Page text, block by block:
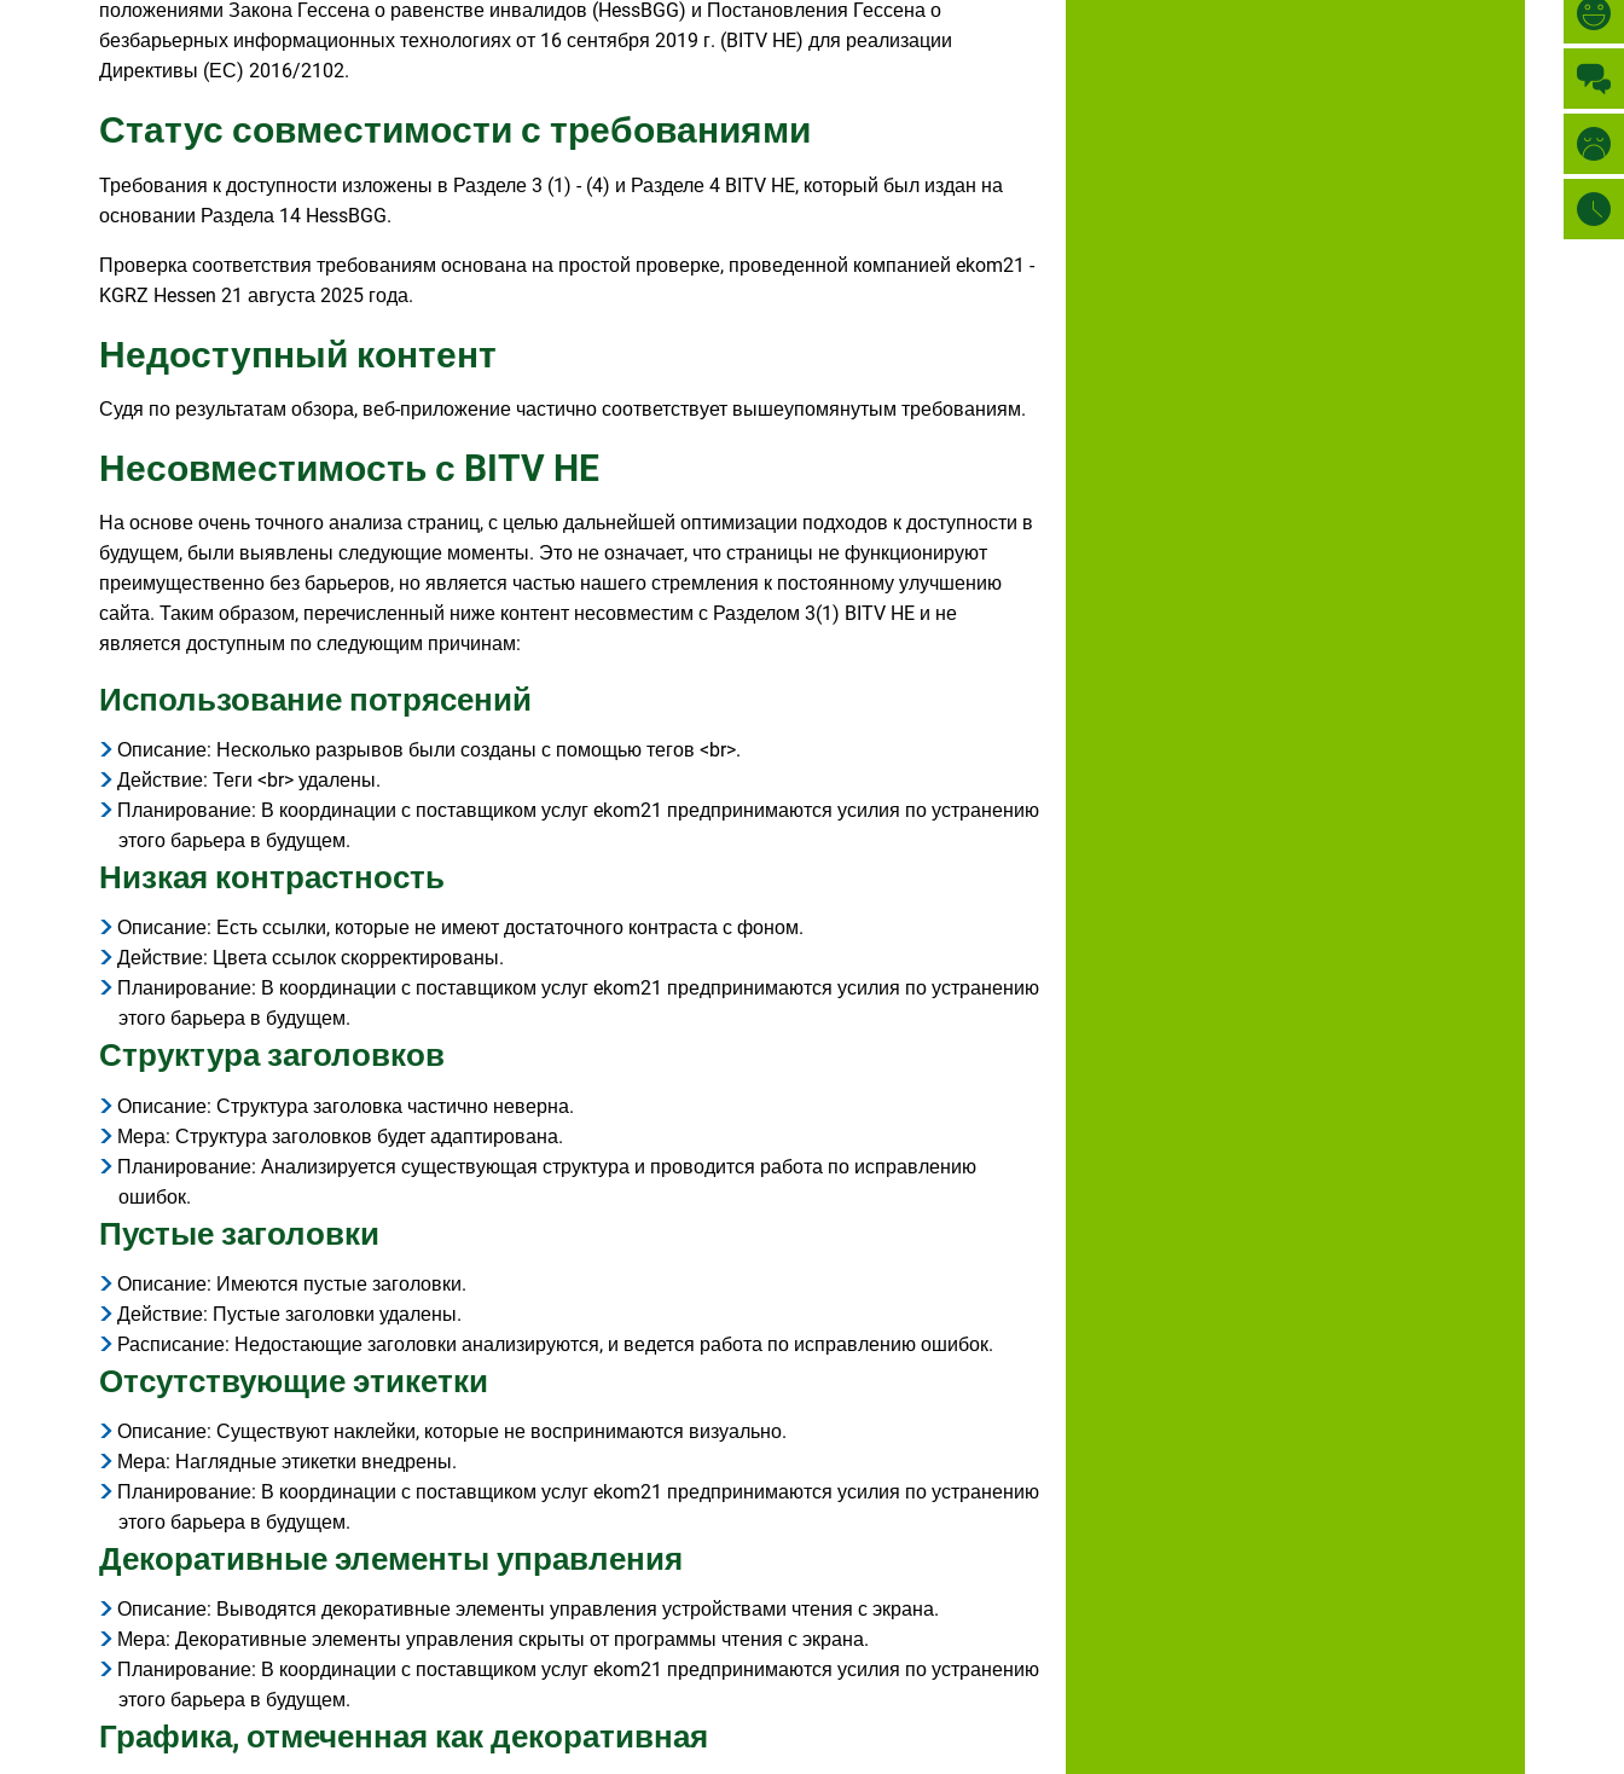
положениями Закона Гессена о равенстве инвалидов (HessBGG) и Постановления Гессена о
безбарьерных информационных технологиях от 16 сентября 2019 г. (BITV HE) для реализации
Директивы (ЕС) 2016/2102.
Статус совместимости с требованиями
Требования к доступности изложены в Разделе 3 (1) - (4) и Разделе 4 BITV HE, который был издан на
основании Раздела 14 HessBGG.
Проверка соответствия требованиям основана на простой проверке, проведенной компанией ekom21 -
KGRZ Hessen 21 августа 2025 года.
Недоступный контент
Судя по результатам обзора, веб-приложение частично соответствует вышеупомянутым требованиям.
Несовместимость с BITV HE
На основе очень точного анализа страниц, с целью дальнейшей оптимизации подходов к доступности в
будущем, были выявлены следующие моменты. Это не означает, что страницы не функционируют
преимущественно без барьеров, но является частью нашего стремления к постоянному улучшению
сайта. Таким образом, перечисленный ниже контент несовместим с Разделом 3(1) BITV HE и не
является доступным по следующим причинам:
Использование потрясений
Описание: Несколько разрывов были созданы с помощью тегов <br>.
Действие: Теги <br> удалены.
Планирование: В координации с поставщиком услуг ekom21 предпринимаются усилия по устранению
этого барьера в будущем.
Низкая контрастность
Описание: Есть ссылки, которые не имеют достаточного контраста с фоном.
Действие: Цвета ссылок скорректированы.
Планирование: В координации с поставщиком услуг ekom21 предпринимаются усилия по устранению
этого барьера в будущем.
Структура заголовков
Описание: Структура заголовка частично неверна.
Мера: Структура заголовков будет адаптирована.
Планирование: Анализируется существующая структура и проводится работа по исправлению
ошибок.
Пустые заголовки
Описание: Имеются пустые заголовки.
Действие: Пустые заголовки удалены.
Расписание: Недостающие заголовки анализируются, и ведется работа по исправлению ошибок.
Отсутствующие этикетки
Описание: Существуют наклейки, которые не воспринимаются визуально.
Мера: Наглядные этикетки внедрены.
Планирование: В координации с поставщиком услуг ekom21 предпринимаются усилия по устранению
этого барьера в будущем.
Декоративные элементы управления
Описание: Выводятся декоративные элементы управления устройствами чтения с экрана.
Мера: Декоративные элементы управления скрыты от программы чтения с экрана.
Планирование: В координации с поставщиком услуг ekom21 предпринимаются усилия по устранению
этого барьера в будущем.
Графика, отмеченная как декоративная